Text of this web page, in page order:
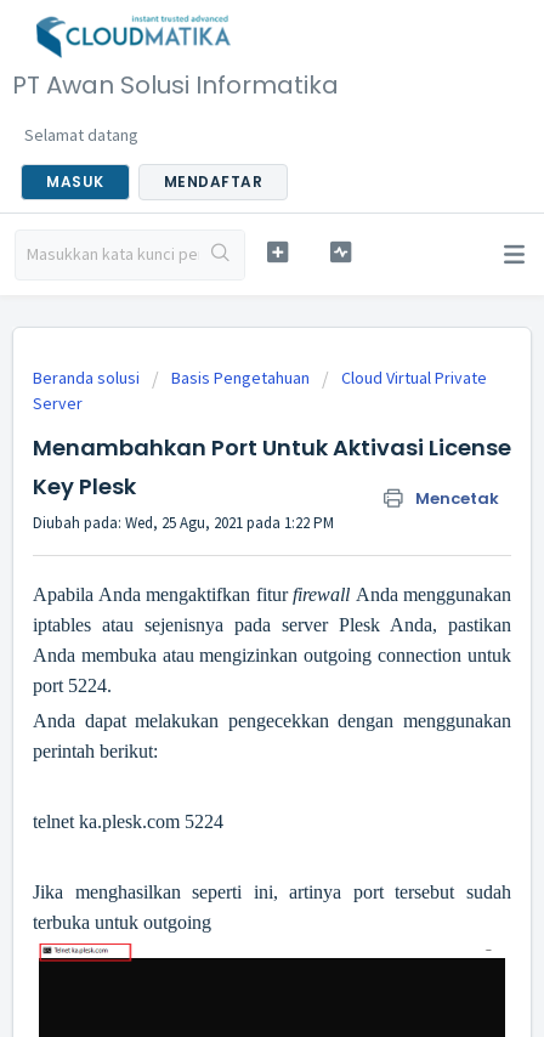
PT Awan Solusi Informatika
Selamat datang
MASUK MENDAFTAR
Beranda solusi Basis Pengetahuan
Cloud Virtual Private
Server
Menambahkan Port Untuk Aktivasi License
Key Plesk
Mencetak
Diubah pada: Wed, 25 Agu, 2021 pada 1:22 PM
Apabila Anda mengaktifkan fiturfirewall Anda menggunakan
iptables atau sejenisnya pada server Plesk Anda, pastikan
Anda membuka atau mengizinkan outgoing connection untuk
port 5224.
Anda dapat melakukan pengecekkan dengan menggunakan
perintah berikut:
telnet ka.plesk.com 5224
Jika menghasilkan seperti ini, artinya port tersebut sudah
terbuka untuk outgoing